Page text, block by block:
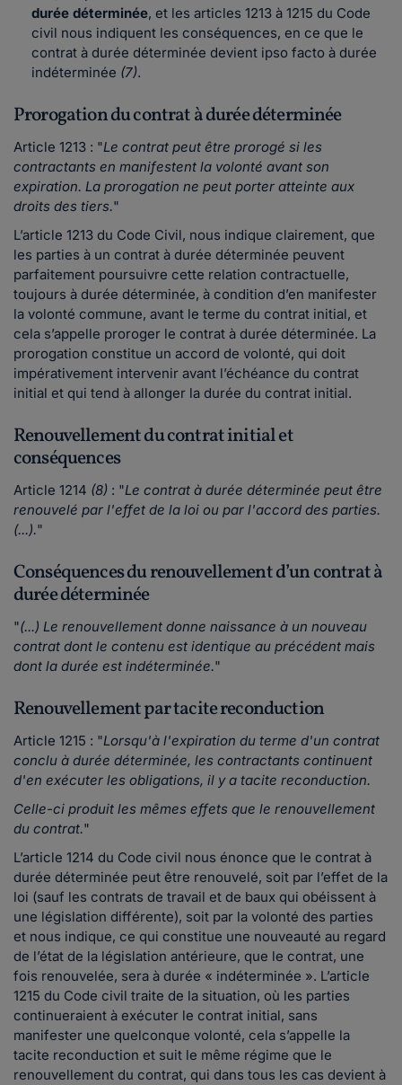
durée déterminée, et les articles 1213 à 1215 du Code
civil nous indiquent les conséquences, en ce que le
contrat à durée déterminée devient ipso facto à durée
indéterminée (7).
Prorogation du contrat à durée déterminée
Article 1213 : "Le contrat peut être prorogé si les
contractants en manifestent la volonté avant son
expiration. La prorogation ne peut porter atteinte aux
droits des tiers."
L’article 1213 du Code Civil, nous indique clairement, que
les parties à un contrat à durée déterminée peuvent
parfaitement poursuivre cette relation contractuelle,
toujours à durée déterminée, à condition d’en manifester
la volonté commune, avant le terme du contrat initial, et
cela s’appelle proroger le contrat à durée déterminée. La
prorogation constitue un accord de volonté, qui doit
impérativement intervenir avant l’échéance du contrat
initial et qui tend à allonger la durée du contrat initial.
Renouvellement du contrat initial et
conséquences
Article 1214 (8) : "Le contrat à durée déterminée peut être
renouvelé par l'effet de la loi ou par l'accord des parties.
(...)."
Conséquences du renouvellement d’un contrat à
durée déterminée
"(...) Le renouvellement donne naissance à un nouveau
contrat dont le contenu est identique au précédent mais
dont la durée est indéterminée."
Renouvellement par tacite reconduction
Article 1215 : "Lorsqu'à l'expiration du terme d'un contrat
conclu à durée déterminée, les contractants continuent
d'en exécuter les obligations, il y a tacite reconduction.
Celle-ci produit les mêmes effets que le renouvellement
du contrat."
L’article 1214 du Code civil nous énonce que le contrat à
durée déterminée peut être renouvelé, soit par l’effet de la
loi (sauf les contrats de travail et de baux qui obéissent à
une législation différente), soit par la volonté des parties
et nous indique, ce qui constitue une nouveauté au regard
de l’état de la législation antérieure, que le contrat, une
fois renouvelée, sera à durée « indéterminée ». L’article
1215 du Code civil traite de la situation, où les parties
continueraient à exécuter le contrat initial, sans
manifester une quelconque volonté, cela s’appelle la
tacite reconduction et suit le même régime que le
renouvellement du contrat, qui dans tous les cas devient à